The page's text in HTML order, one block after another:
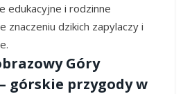
edukacyjne i rodzinne
znaczeniu dzikich zapylaczy i
Góry
górskie przygody w